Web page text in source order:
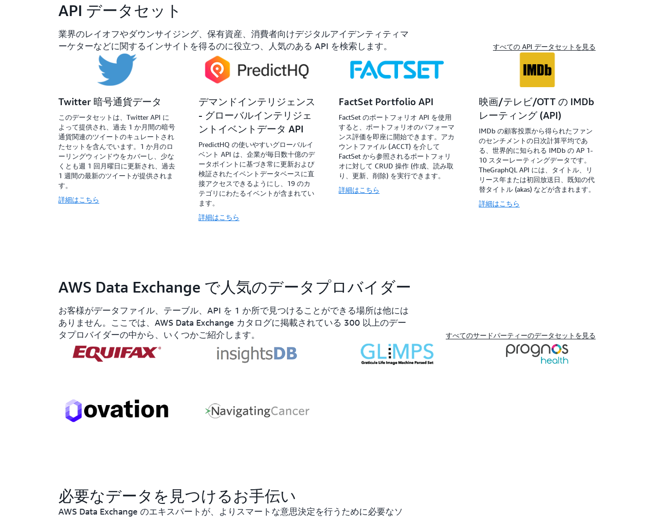
API データセット
業界のレイオフやダウンサイジング、保有資産、消費者向けデジタルアイデンティティマ
ーケターなどに関するインサイトを得るのに役立つ、人気のある API を検索します。
すべての API データセットを見る
Twitter 暗号通貨データ
このデータセットは、Twitter API に
よって提供され、過去 1 か月間の暗号
通貨関連のツイートのキュレートされ
たセットを含んでいます。1 か月のロ
ーリングウィンドウをカバーし、少な
くとも週 1 回月曜日に更新され、過去
1 週間の最新のツイートが提供されま
す。
詳細はこちら
デマンドインテリジェンス
- グローバルインテリジェ
ントイベントデータ API
PredictHQ の使いやすいグローバルイ
ベント API は、企業が毎日数十億のデ
ータポイントに基づき常に更新および
検証されたイベントデータベースに直
接アクセスできるようにし、19 のカ
テゴリにわたるイベントが含まれてい
ます。
詳細はこちら
FactSet Portfolio API
FactSet のポートフォリオ API を使用
すると、ポートフォリオのパフォーマ
ンス評価を即座に開始できます。アカ
ウントファイル (.ACCT) を介して
FactSet から参照されるポートフォリ
オに対して CRUD 操作 (作成、読み取
り、更新、削除) を実行できます。
詳細はこちら
映画/テレビ/OTT の IMDb
レーティング (API)
IMDb の顧客投票から得られたファン
のセンチメントの日次計算平均であ
る、世界的に知られる IMDb の AP 1-
10 スターレーティングデータです。
TheGraphQL API には、タイトル、リ
リース年または初回放送日、既知の代
替タイトル (akas) などが含まれます。
詳細はこちら
AWS Data Exchange で人気のデータプロバイダー
お客様がデータファイル、テーブル、API を 1 か所で見つけることができる場所は他には
ありません。ここでは、AWS Data Exchange カタログに掲載されている 300 以上のデー
タプロバイダーの中から、いくつかご紹介します。
すべてのサードパーティーのデータセットを見る
必要なデータを見つけるお手伝い
AWS Data Exchange のエキスパートが、よりスマートな意思決定を行うために必要なソ